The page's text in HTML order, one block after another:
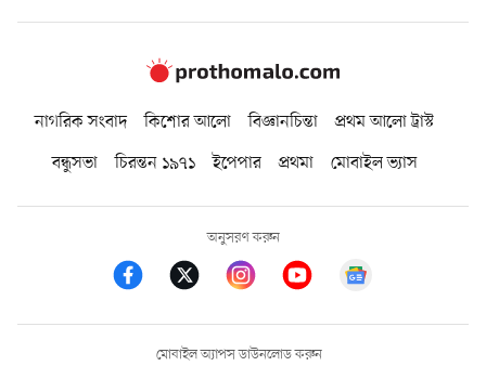
নাগরিক সংবাদ কিশোর আলো বিজ্ঞানচিন্তা
প্রথম আলো ট্রাস্ট
বন্ধুসভা
চিরন্তন ১৯৭১ ইপেপার প্রথমা মোবাইল ভ্যাস
অনুসরণ করুন
মোবাইল অ্যাপস ডাউনলোড করুন